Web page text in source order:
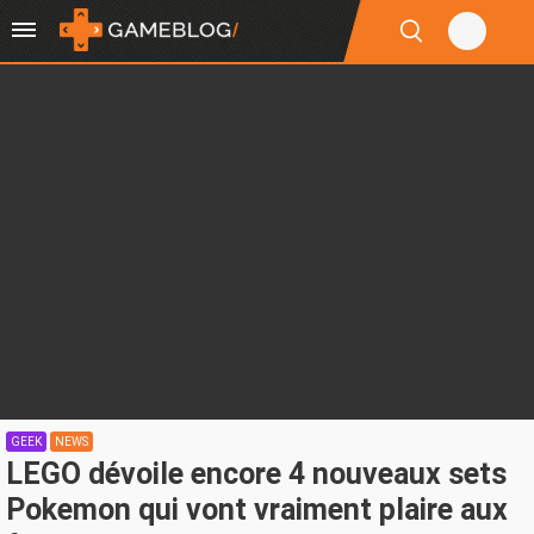
GEEK NEWS
LEGO dévoile encore 4 nouveaux sets
Pokemon qui vont vraiment plaire aux